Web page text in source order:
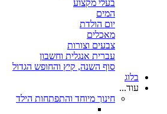
בעלי מקצוע
המים
יום הולדת
מאכלים
צבעים וצורות
עברית אנגלית וחשבון
סוף השנה, קיץ והחופש הגדול
בלוג
עוד...
חינוך מיוחד והתפתחות הילד